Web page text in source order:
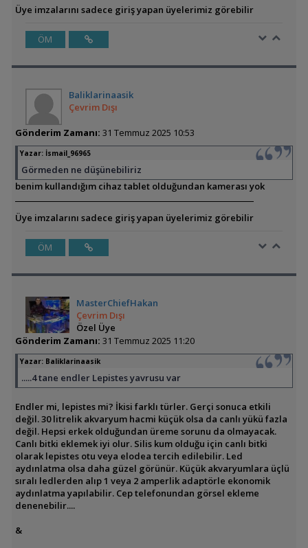
Üye imzalarını sadece giriş yapan üyelerimiz görebilir
ÖM
Baliklarinaasik
Çevrim Dışı
Gönderim Zamanı: 31 Temmuz 2025 10:53
Yazar: İsmail_96965
Görmeden ne düşünebiliriz
benim kullandığım cihaz tablet olduğundan kamerası yok
Üye imzalarını sadece giriş yapan üyelerimiz görebilir
ÖM
MasterChiefHakan
Çevrim Dışı
Özel Üye
Gönderim Zamanı: 31 Temmuz 2025 11:20
Yazar: Baliklarinaasik
.....4 tane endler Lepistes yavrusu var
Endler mi, lepistes mi? İkisi farklı türler. Gerçi sonuca etkili
değil. 30 litrelik akvaryum hacmi küçük olsa da canlı yükü fazla
değil. Hepsi erkek olduğundan üreme sorunu da olmayacak.
Canlı bitki eklemek iyi olur. Silis kum olduğu için canlı bitki
olarak lepistes otu veya elodea tercih edilebilir. Led
aydınlatma olsa daha güzel görünür. Küçük akvaryumlara üçlü
sıralı ledlerden alıp 1 veya 2 amperlik adaptörle ekonomik
aydınlatma yapılabilir. Cep telefonundan görsel ekleme
denenebilir....
&